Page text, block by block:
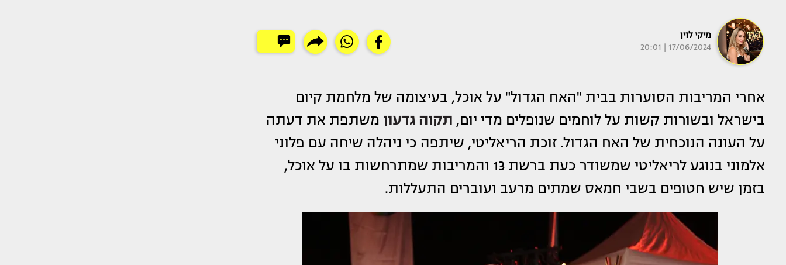
מיקי לוין
17/06/2024 | 20:01
אחרי המריבות הסוערות בבית "האח הגדול" על אוכל, בעיצומה של מלחמת קיום
בישראל ובשורות קשות על לוחמים שנופלים מדי יום, תקוה גדעון משתפת את דעתה
על העונה הנוכחית של האח הגדול. זוכת הריאליטי, שיתפה כי ניהלה שיחה עם פלוני
אלמוני בנוגע לריאליטי שמשודר כעת ברשת 13 והמריבות שמתרחשות בו על אוכל,
בזמן שיש חטופים בשבי חמאס שמתים מרעב ועוברים התעללות.